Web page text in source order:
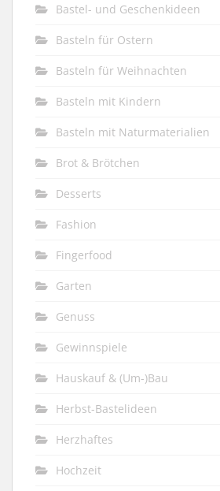
Bastel- und Geschenkideen
Basteln für Ostern
Basteln für Weihnachten
Basteln mit Kindern
Basteln mit Naturmaterialien
Brot & Brötchen
Desserts
Fashion
Fingerfood
Garten
Genuss
Gewinnspiele
Hauskauf & (Um-)Bau
Herbst-Bastelideen
Herzhaftes
Hochzeit